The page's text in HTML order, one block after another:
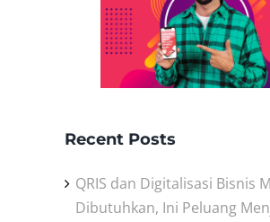
Recent Posts
QRIS dan Digitalisasi Bisnis
Dibutuhkan, Ini Peluang